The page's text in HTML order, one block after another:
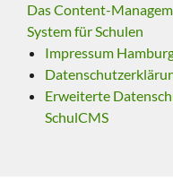
Das Content-
System für Schulen
Impressum
Erweiterte
SchulCMS